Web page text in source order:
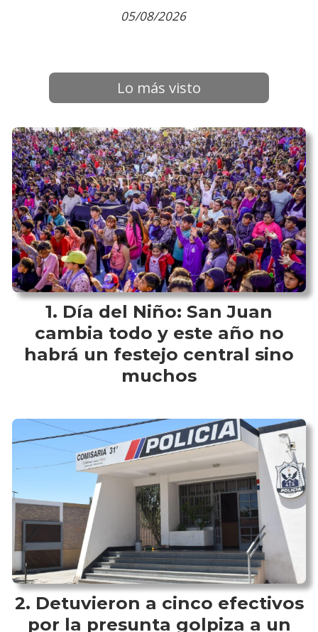
05/08/2026
Lo más visto
Día del Niño: San Juan
cambia todo y este año no
habrá un festejo central sino
muchos
Detuvieron a cinco efectivos
por la presunta golpiza a un